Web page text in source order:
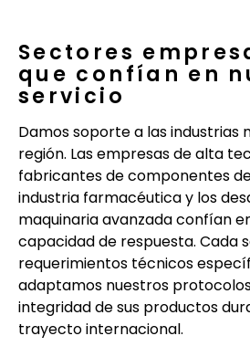
Sectores
que confían en
servicio
Damos soporte a las industrias
región. Las empresas de alta
fabricantes de componentes
industria farmacéutica y los
maquinaria avanzada confían
capacidad de respuesta. Cada
requerimientos técnicos
adaptamos nuestros
integridad de sus productos
trayecto internacional.